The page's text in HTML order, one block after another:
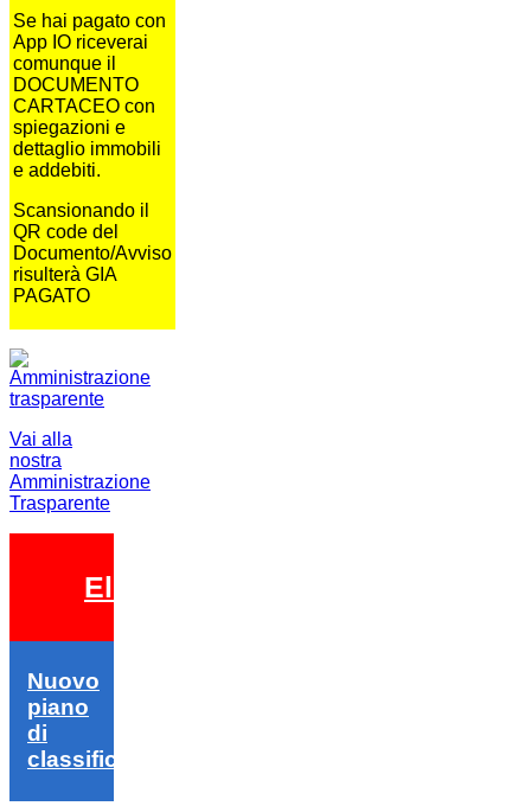
Se hai pagato con
App IO riceverai
comunque il
DOCUMENTO
CARTACEO con
spiegazioni e
dettaglio immobili
e addebiti.
Scansionando il
QR code del
Documento/Avviso
risulterà GIA
PAGATO
Vai alla
nostra
Amministrazione
Trasparente
Elezioni 2026
Nuovo
piano
di
classifica